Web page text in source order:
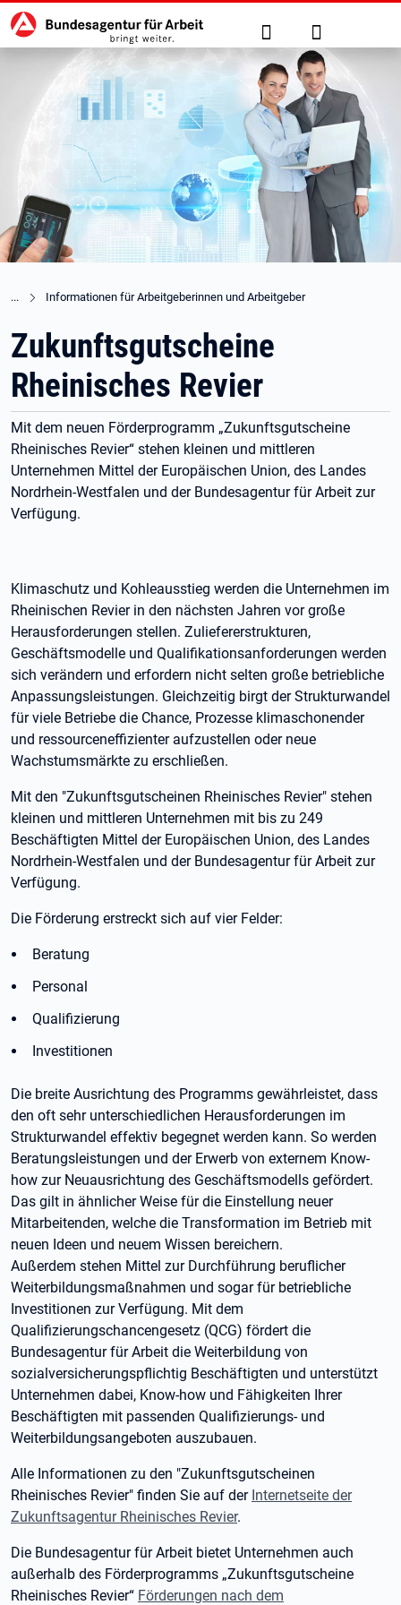
zu den Hauptinhalten springen
Hauptnavigation Suche Anmelden
Informationen für Arbeitgeberinnen und Arbeitgeber
Zukunftsgutscheine
Rheinisches Revier
Mit dem neuen Förderprogramm „Zukunftsgutscheine
Rheinisches Revier“ stehen kleinen und mittleren
Unternehmen Mittel der Europäischen Union, des Landes
Nordrhein-Westfalen und der Bundesagentur für Arbeit zur
Verfügung.
Klimaschutz und Kohleausstieg werden die Unternehmen im
Rheinischen Revier in den nächsten Jahren vor große
Herausforderungen stellen. Zuliefererstrukturen,
Geschäftsmodelle und Qualifikationsanforderungen werden
sich verändern und erfordern nicht selten große betriebliche
Anpassungsleistungen. Gleichzeitig birgt der Strukturwandel
für viele Betriebe die Chance, Prozesse klimaschonender
und ressourceneffizienter aufzustellen oder neue
Wachstumsmärkte zu erschließen.
Mit den "Zukunftsgutscheinen Rheinisches Revier" stehen
kleinen und mittleren Unternehmen mit bis zu 249
Beschäftigten Mittel der Europäischen Union, des Landes
Nordrhein-Westfalen und der Bundesagentur für Arbeit zur
Verfügung.
Die Förderung erstreckt sich auf vier Felder:
Beratung
Personal
Qualifizierung
Investitionen
Die breite Ausrichtung des Programms gewährleistet, dass
den oft sehr unterschiedlichen Herausforderungen im
Strukturwandel effektiv begegnet werden kann. So werden
Beratungsleistungen und der Erwerb von externem Know-
how zur Neuausrichtung des Geschäftsmodells gefördert.
Das gilt in ähnlicher Weise für die Einstellung neuer
Mitarbeitenden, welche die Transformation im Betrieb mit
neuen Ideen und neuem Wissen bereichern.
Außerdem stehen Mittel zur Durchführung beruflicher
Weiterbildungsmaßnahmen und sogar für betriebliche
Investitionen zur Verfügung. Mit dem
Qualifizierungschancengesetz (QCG) fördert die
Bundesagentur für Arbeit die Weiterbildung von
sozialversicherungspflichtig Beschäftigten und unterstützt
Unternehmen dabei, Know-how und Fähigkeiten Ihrer
Beschäftigten mit passenden Qualifizierungs- und
Weiterbildungsangeboten auszubauen.
Alle Informationen zu den "Zukunftsgutscheinen
Rheinisches Revier" finden Sie auf der Internetseite der
Zukunftsagentur Rheinisches Revier.
Die Bundesagentur für Arbeit bietet Unternehmen auch
außerhalb des Förderprogramms „Zukunftsgutscheine
Rheinisches Revier“ Förderungen nach dem